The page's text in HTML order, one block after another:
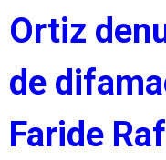
Ortiz
de
Faride